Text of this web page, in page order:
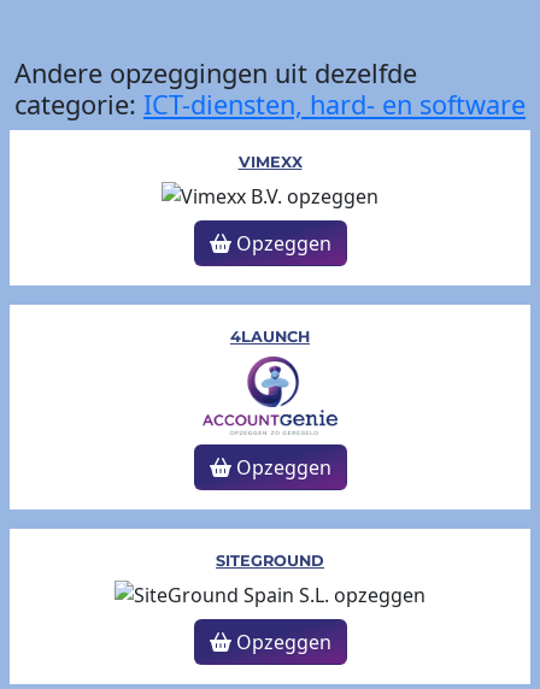
Andere opzeggingen uit dezelfde
categorie: ICT-diensten, hard- en software
VIMEXX
Opzeggen
4LAUNCH
Opzeggen
SITEGROUND
Opzeggen